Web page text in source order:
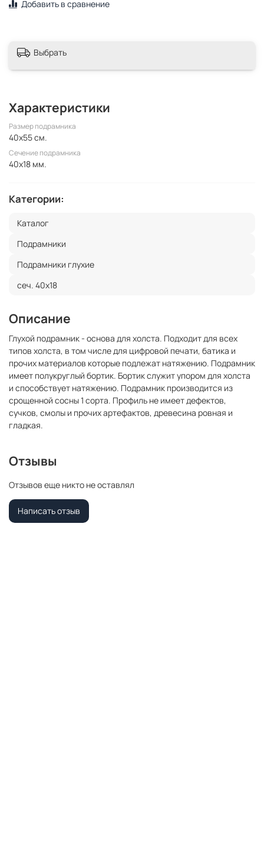
Добавить в сравнение
Выбрать
Характеристики
Размер подрамника
40x55 см.
Сечение подрамника
40x18 мм.
Категории:
Каталог
Подрамники
Подрамники глухие
сеч. 40х18
Описание
Глухой подрамник - основа для холста. Подходит для всех
типов холста, в том числе для цифровой печати, батика и
прочих материалов которые подлежат натяжению. Подрамник
имеет полукруглый бортик. Бортик служит упором для холста
и способствует натяжению. Подрамник производится из
срощенной сосны 1 сорта. Профиль не имеет дефектов,
сучков, смолы и прочих артефактов, древесина ровная и
гладкая.
Отзывы
Отзывов еще никто не оставлял
Написать отзыв